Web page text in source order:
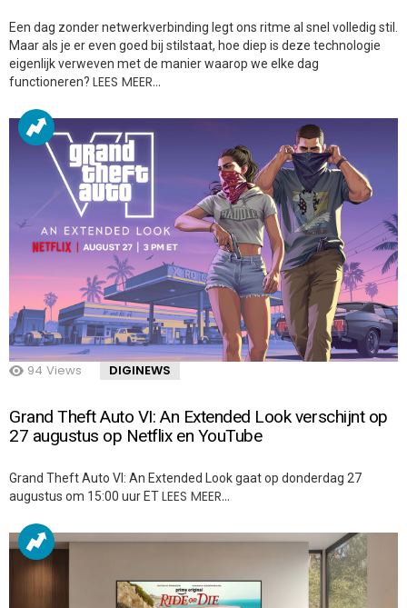
Een dag zonder netwerkverbinding legt ons ritme al snel volledig stil.
Maar als je er even goed bij stilstaat, hoe diep is deze technologie
eigenlijk verweven met de manier waarop we elke dag
functioneren? LEES MEER…
94 Views DIGINEWS
Grand Theft Auto VI: An Extended Look verschijnt op
27 augustus op Netflix en YouTube
Grand Theft Auto VI: An Extended Look gaat op donderdag 27
augustus om 15:00 uur ETLEES MEER…